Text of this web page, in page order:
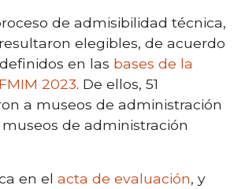
de admisibilidad técnica,
elegibles, de acuerdo
en las bases de la
2023. De ellos, 51
a museos de administración
museos de administración
en el acta de evaluación, y